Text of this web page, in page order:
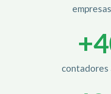
contadores
+